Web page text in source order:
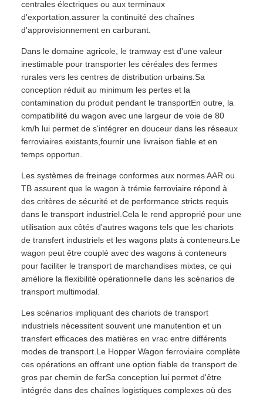
centrales électriques ou aux terminaux
d'exportation.assurer la continuité des chaînes
d'approvisionnement en carburant.
Dans le domaine agricole, le tramway est d'une valeur
inestimable pour transporter les céréales des fermes
rurales vers les centres de distribution urbains.Sa
conception réduit au minimum les pertes et la
contamination du produit pendant le transportEn outre, la
compatibilité du wagon avec une largeur de voie de 80
km/h lui permet de s'intégrer en douceur dans les réseaux
ferroviaires existants,fournir une livraison fiable et en
temps opportun.
Les systèmes de freinage conformes aux normes AAR ou
TB assurent que le wagon à trémie ferroviaire répond à
des critères de sécurité et de performance stricts requis
dans le transport industriel.Cela le rend approprié pour une
utilisation aux côtés d'autres wagons tels que les chariots
de transfert industriels et les wagons plats à conteneurs.Le
wagon peut être couplé avec des wagons à conteneurs
pour faciliter le transport de marchandises mixtes, ce qui
améliore la flexibilité opérationnelle dans les scénarios de
transport multimodal.
Les scénarios impliquant des chariots de transport
industriels nécessitent souvent une manutention et un
transfert efficaces des matières en vrac entre différents
modes de transport.Le Hopper Wagon ferroviaire complète
ces opérations en offrant une option fiable de transport de
gros par chemin de ferSa conception lui permet d'être
intégrée dans des chaînes logistiques complexes où des